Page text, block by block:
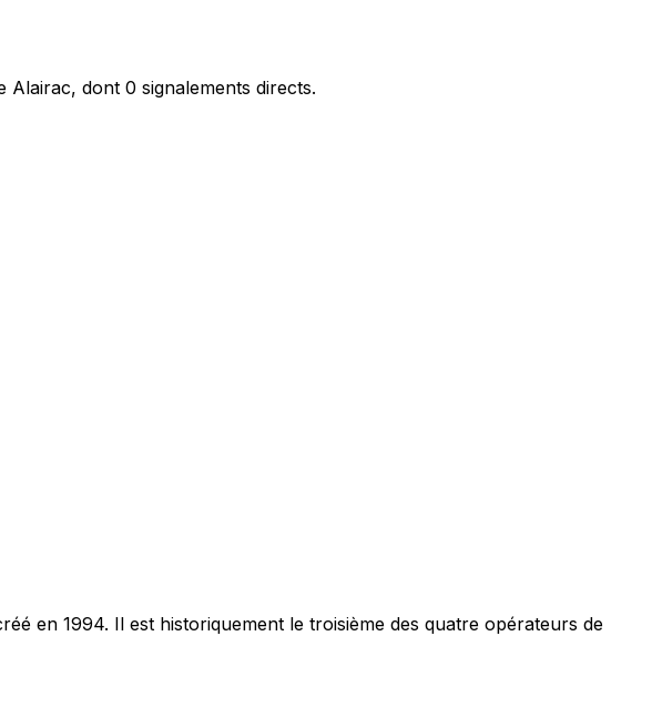
dont 0 signalements directs.
en 1994. Il est historiquement le troisième des quatre opérateurs de